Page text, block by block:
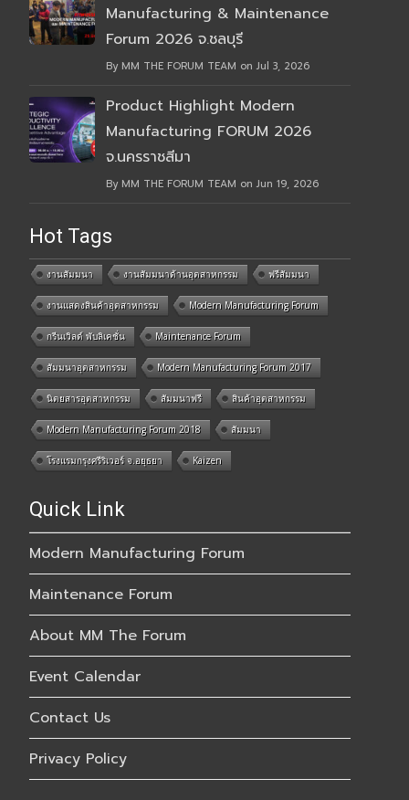
Manufacturing & Maintenance
Forum 2026 จ.ชลบุรี
By MM THE FORUM TEAM on Jul 3, 2026
Product Highlight Modern
Manufacturing FORUM 2026
จ.นครราชสีมา
By MM THE FORUM TEAM on Jun 19, 2026
Hot Tags
งานสัมมนา งานสัมมนาด้านอุตสาหกรรม ฟรีสัมมนา
งานแสดงสินค้าอุตสาหกรรม Modern Manufacturing Forum
กรีนเวิลด์ พับลิเคชั่น Maintenance Forum
สัมมนาอุตสาหกรรม Modern Manufacturing Forum 2017
นิตยสารอุตสาหกรรม สัมมนาฟรี สินค้าอุตสาหกรรม
Modern Manufacturing Forum 2018 สัมมนา
โรงแรมกรุงศรีริเวอร์ จ.อยุธยา Kaizen
Quick Link
Modern Manufacturing Forum
Maintenance Forum
About MM The Forum
Event Calendar
Contact Us
Privacy Policy